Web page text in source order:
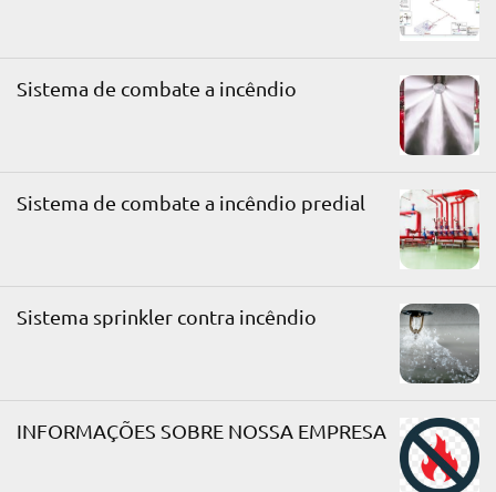
Sistema de combate a incêndio
Sistema de combate a incêndio predial
Sistema sprinkler contra incêndio
INFORMAÇÕES SOBRE NOSSA EMPRESA